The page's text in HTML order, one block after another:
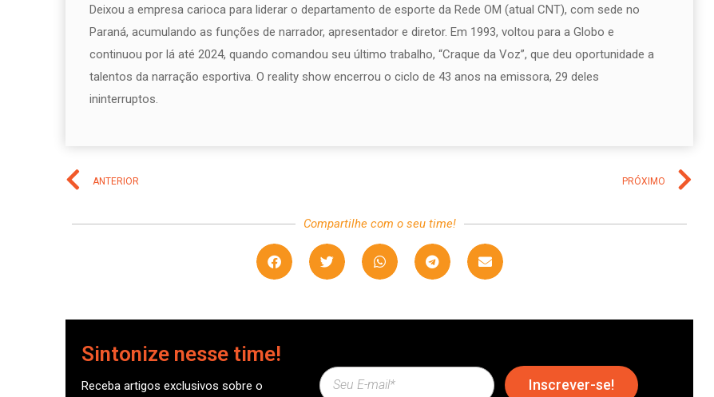
Deixou a empresa carioca para liderar o departamento de esporte da Rede OM (atual CNT), com sede no
Paraná, acumulando as funções de narrador, apresentador e diretor. Em 1993, voltou para a Globo e
continuou por lá até 2024, quando comandou seu último trabalho, “Craque da Voz”, que deu oportunidade a
talentos da narração esportiva. O reality show encerrou o ciclo de 43 anos na emissora, 29 deles
ininterruptos.
ANTERIOR PRÓXIMO
Compartilhe com o seu time!
Sintonize nesse time!
Receba artigos exclusivos sobre o Inscrever-se!